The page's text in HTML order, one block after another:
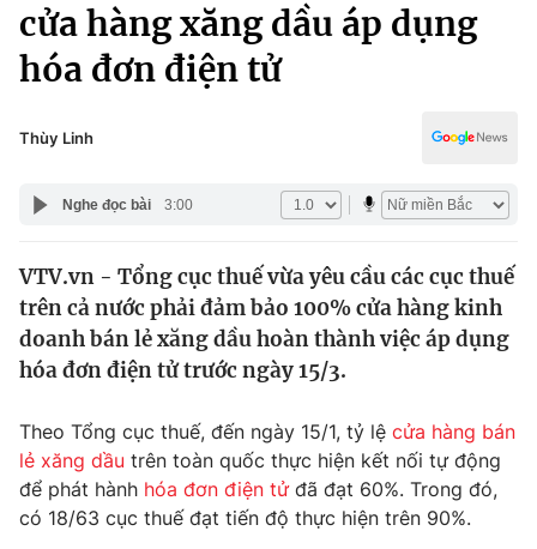
Chính trị
Xã hội
Pháp luật
Y tế
Thế giới
Tin tức
Thế giới đó đây
Câu chuyện quốc tế
Kinh tế
Thị trường
Góc doanh nghiệp
Dữ liệu và đời sống
Truyền hình
Truyền hình
Văn hóa - Giải trí
cửa hàng xăng dầu áp dụng
hóa đơn điện tử
Thùy Linh
Nghe đọc bài 3:00
VTV.vn - Tổng cục thuế vừa yêu cầu các cục thuế
trên cả nước phải đảm bảo 100% cửa hàng kinh
doanh bán lẻ xăng dầu hoàn thành việc áp dụng
hóa đơn điện tử trước ngày 15/3.
Theo Tổng cục thuế, đến ngày 15/1, tỷ lệ cửa hàng bán
lẻ xăng dầu trên toàn quốc thực hiện kết nối tự động
để phát hành hóa đơn điện tửđã đạt 60%. Trong đó,
có 18/63 cục thuế đạt tiến độ thực hiện trên 90%.